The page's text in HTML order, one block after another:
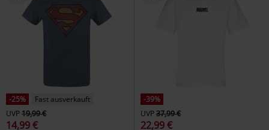
-25%
Fast ausverkauft
UVP19,99 €
14,99 €
-39%
UVP37,99 €
22,99 €